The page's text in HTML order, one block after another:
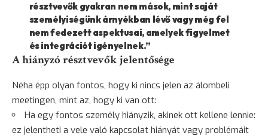
résztvevők gyakran nem mások, mint saját
személyiségünk árnyékban lévő vagy még fel
nem fedezett aspektusai, amelyek figyelmet
és integrációt igényelnek.”
A hiányzó résztvevők jelentősége
Néha épp olyan fontos, hogy ki nincs jelen az álombeli
meetingen, mint az, hogy ki van ott:
Ha egy fontos személy hiányzik, akinek ott kellene lennie:
ez jelentheti a vele való kapcsolat hiányát vagy problémáit